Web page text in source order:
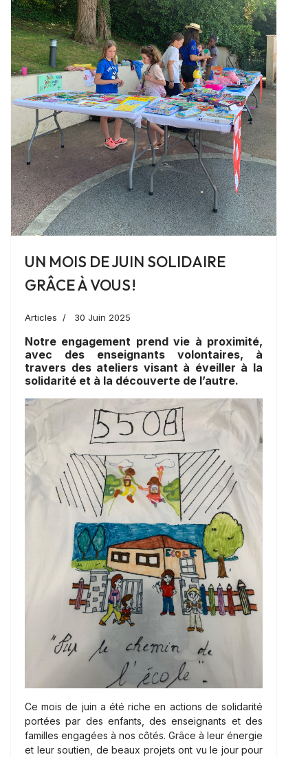
UN MOIS DE JUIN SOLIDAIRE
GRÂCE À VOUS !
Articles 30 Juin 2025
Notre engagement prend vie à proximité,
avec des enseignants volontaires, à
travers des ateliers visant à éveiller à la
solidarité et à la découverte de l’autre.
Ce mois de juin a été riche en actions de solidarité
portées par des enfants, des enseignants et des
familles engagées à nos côtés. Grâce à leur énergie
et leur soutien, de beaux projets ont vu le jour pour